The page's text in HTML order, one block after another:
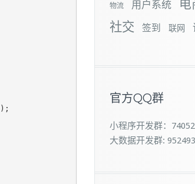
);
物流 用户系统 电
社交 签到 联网
官方QQ群
小程序开发群：
大数据开发群: